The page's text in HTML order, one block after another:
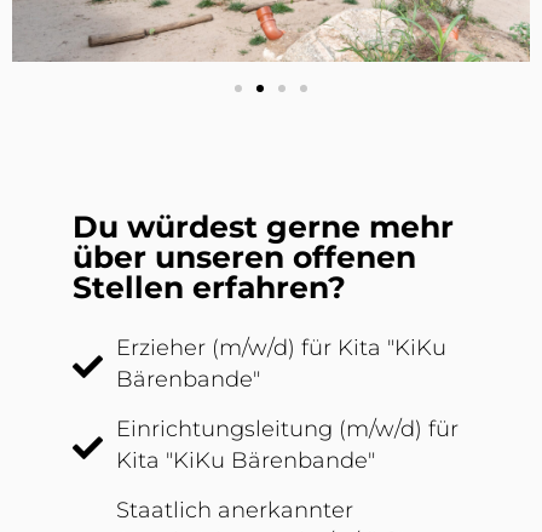
Du würdest gerne mehr
über unseren offenen
Stellen erfahren?
Erzieher (m/w/d) für Kita "KiKu
Bärenbande"
Einrichtungsleitung (m/w/d) für
Kita "KiKu Bärenbande"
Staatlich anerkannter